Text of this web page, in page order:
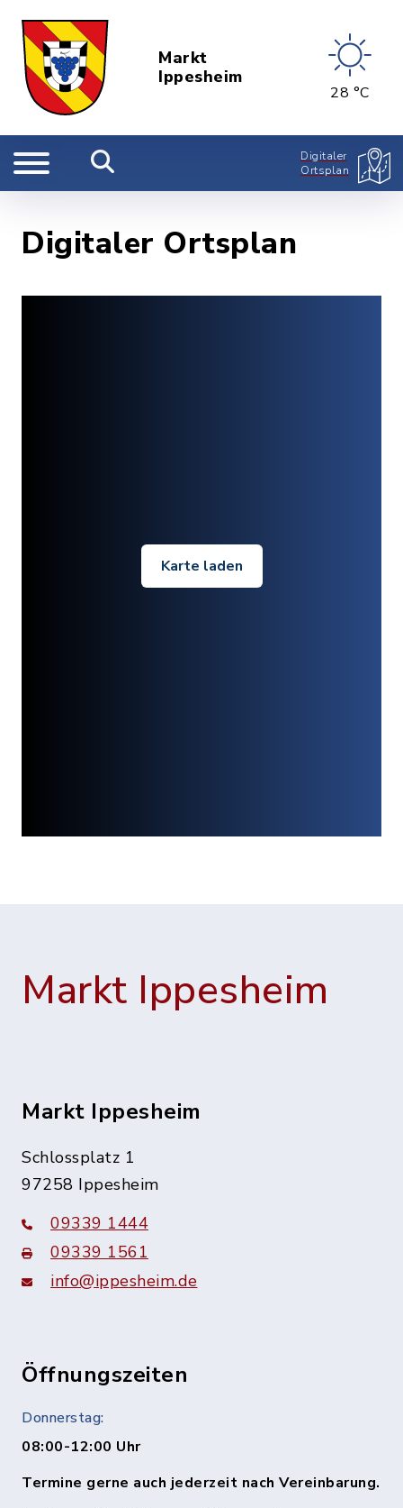
Markt
Ippesheim
28 °C
Digitaler
Ortsplan
Digitaler Ortsplan
Karte laden
Markt Ippesheim
Markt Ippesheim
Schlossplatz 1
97258 Ippesheim
09339 1444
09339 1561
info@ippesheim.de
Öffnungszeiten
Donnerstag:
08:00-12:00 Uhr
Termine gerne auch jederzeit nach Vereinbarung.